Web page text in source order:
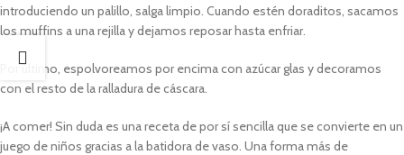
introduciendo un palillo, salga limpio. Cuando estén doraditos, sacamos
los muffins a una rejilla y dejamos reposar hasta enfriar.
Por último, espolvoreamos por encima con azúcar glas y decoramos
con el resto de la ralladura de cáscara.
¡A comer! Sin duda es una receta de por sí sencilla que se convierte en un
juego de niños gracias a la batidora de vaso. Una forma más de